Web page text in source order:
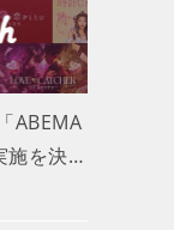
ABEMA
施を決…